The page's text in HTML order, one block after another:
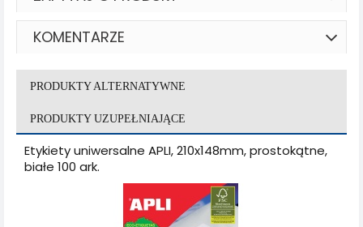
KOMENTARZE
PRODUKTY ALTERNATYWNE
PRODUKTY UZUPEŁNIAJĄCE
Etykiety uniwersalne APLI, 210x148mm, prostokątne,
białe 100 ark.